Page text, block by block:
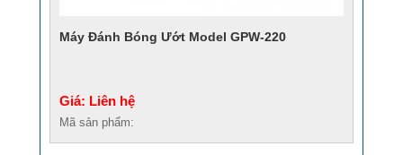
Máy Đánh Bóng Ướt Model GPW-220
Giá: Liên hệ
Mã sản phẩm: